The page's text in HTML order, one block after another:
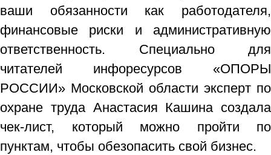
ваши обязанности как работодателя,
финансовые риски и административную
ответственность. Специально для
читателей инфоресурсов «ОПОРЫ
РОССИИ» Московской области эксперт по
охране труда Анастасия Кашина создала
чек-лист, который можно пройти по
пунктам, чтобы обезопасить свой бизнес.